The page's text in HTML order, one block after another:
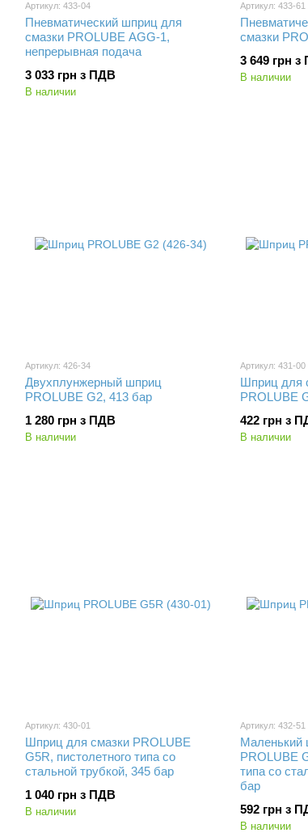
Артикул: 433-04
Пневматический шприц для
смазки PROLUBE AGG-1,
непрерывная подача
3 033 грн з ПДВ
В наличии
Артикул: 433-61
смазки
3 649 грн
В наличии
Артикул: 426-34
Двухплунжерный шприц
PROLUBE G2, 413 бар
1 280 грн з ПДВ
В наличии
Артикул: 431-00
Шприц для
PROLUBE
422 грн з
В наличии
Артикул: 430-01
Шприц для смазки PROLUBE
G5R, пистолетного типа со
стальной трубкой, 345 бар
1 040 грн з ПДВ
В наличии
Артикул: 432-51
Маленький
PROLUBE
типа со
бар
592 грн з
В наличии